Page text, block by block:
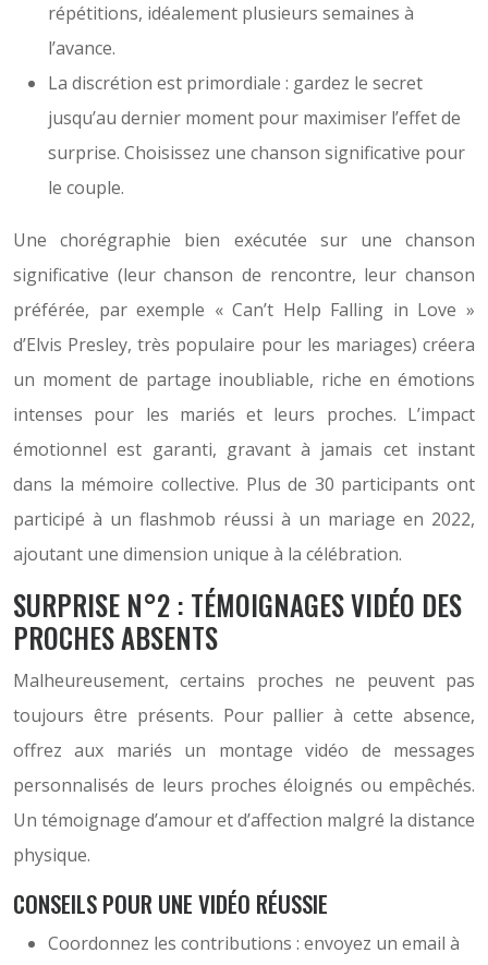
répétitions, idéalement plusieurs semaines à
l’avance.
La discrétion est primordiale : gardez le secret
jusqu’au dernier moment pour maximiser l’effet de
surprise. Choisissez une chanson significative pour
le couple.
Une chorégraphie bien exécutée sur une chanson
significative (leur chanson de rencontre, leur chanson
préférée, par exemple « Can’t Help Falling in Love »
d’Elvis Presley, très populaire pour les mariages) créera
un moment de partage inoubliable, riche en émotions
intenses pour les mariés et leurs proches. L’impact
émotionnel est garanti, gravant à jamais cet instant
dans la mémoire collective. Plus de 30 participants ont
participé à un flashmob réussi à un mariage en 2022,
ajoutant une dimension unique à la célébration.
SURPRISE N°2 : TÉMOIGNAGES VIDÉO DES
PROCHES ABSENTS
Malheureusement, certains proches ne peuvent pas
toujours être présents. Pour pallier à cette absence,
offrez aux mariés un montage vidéo de messages
personnalisés de leurs proches éloignés ou empêchés.
Un témoignage d’amour et d’affection malgré la distance
physique.
CONSEILS POUR UNE VIDÉO RÉUSSIE
Coordonnez les contributions : envoyez un email à